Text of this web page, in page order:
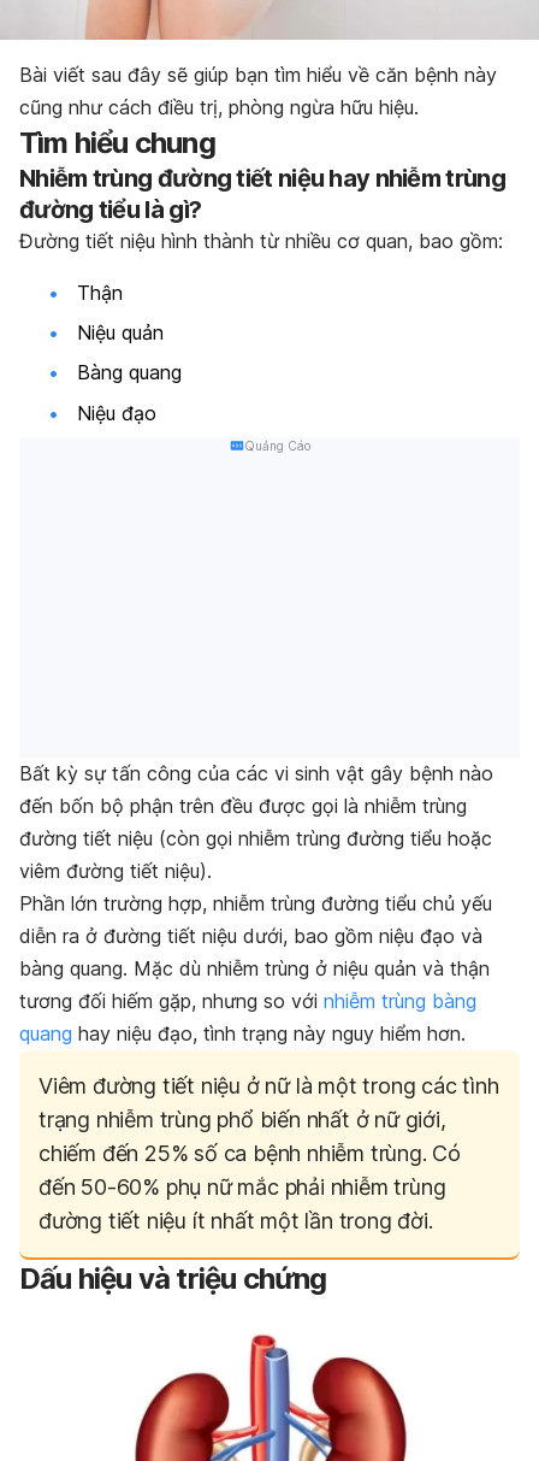
Bài viết sau đây sẽ giúp bạn tìm hiểu về căn bệnh này
cũng như cách điều trị, phòng ngừa hữu hiệu.
Tìm hiểu chung
Nhiễm trùng đường tiết niệu hay nhiễm trùng
đường tiểu là gì?
Đường tiết niệu hình thành từ nhiều cơ quan, bao gồm:
Thận
Niệu quản
Bàng quang
Niệu đạo
Quảng Cáo
Bất kỳ sự tấn công của các vi sinh vật gây bệnh nào
đến bốn bộ phận trên đều được gọi là nhiễm trùng
đường tiết niệu (còn gọi nhiễm trùng đường tiểu hoặc
viêm đường tiết niệu).
Phần lớn trường hợp, nhiễm trùng đường tiểu chủ yếu
diễn ra ở đường tiết niệu dưới, bao gồm niệu đạo và
bàng quang. Mặc dù nhiễm trùng ở niệu quản và thận
tương đối hiếm gặp, nhưng so với nhiễm trùng bàng
quang hay niệu đạo, tình trạng này nguy hiểm hơn.
Viêm đường tiết niệu ở nữ là một trong các tình
trạng nhiễm trùng phổ biến nhất ở nữ giới,
chiếm đến 25% số ca bệnh nhiễm trùng. Có
đến 50-60% phụ nữ mắc phải nhiễm trùng
đường tiết niệu ít nhất một lần trong đời.
Dấu hiệu và triệu chứng